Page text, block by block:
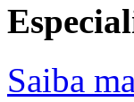
Saiba